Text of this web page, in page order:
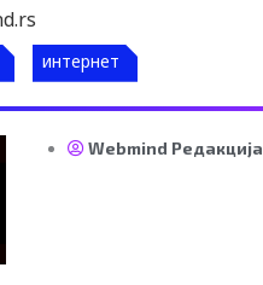
интернет
Webmind Редакција